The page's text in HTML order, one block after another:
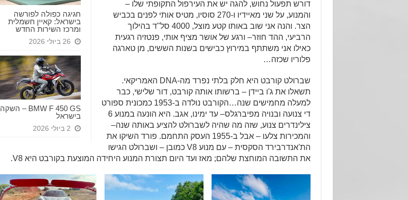
חגיגה כפולה לפורשה
בישראל: קאיין חשמלית
ומרכז השירות החדש
26 ביולי 2026
BMW F 450 GS – השקה
בישראל
2 ביולי 2026
דורש תפעול נחוש, להגה יש את העירפול התקופתי שלו –
והמנוע, על שני מאיידיו ו-270 סוסיו, מטיס אותי לפנים בכביש
הצר. והנה אני שוב באותו קטע מוצל, 4000 סל"ד בהילוך
הרביעי, ההד חוזר– ורגע של אושר מציף אותי, פנטזיה רגעית
כאילו אני משתתף במירוץ כבישים בשנות הששים, מן טארגה
פלוריו שכזה…
שברולט קורבט היא חלק בלתי נפרד מה-DNA האמריקאי.
תשאלו את ג'ו ביידן – ברשותו אותה קורבט, דור שלישי, כבר
למעלה מחמישים שנה…הקורבט נולדה ב-1953 כמכונית ספורט
די צנועה ובנויה מפיברגלס– עד ימינו, אגב. היא הונעה במנוע 6
צילינדרים צנוע, שזה מה שהיה לשברולט להציע באותה שנה–
והמכירות צלעו – אבל ב-1955 העסק התחמם. פורד השיקו את
הת'אנדרבירד הסקסית – עם מנוע V8 כמובן – ושברולט הגישו
את התשובה המוחצת שלהם; מאז ועד היום תצורת המנוע היחידה המוצעת בקורבט היא V8.